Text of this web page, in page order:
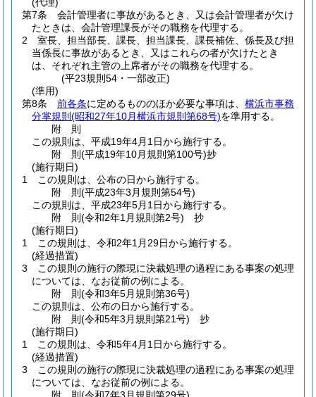
第7条
会計管理者に事故があるとき、又は会計管理者が欠け
たときは、会計管理課長がその職務を代理する。
2
室長、担当部長、課長、担当課長、課長補佐、係長及び担
当係長に事故があるとき、又はこれらの者が欠けたとき
は、それぞれ主管の上席者がその職務を代理する。
(平23規則54・一部改正)
(準用)
第8条
前各条に定めるもののほか必要な事項は、 横浜市事務
分掌規則 (昭和27年10月横浜市規則第68号)を準用する。
附 則
この規則は、平成19年4月1日から施行する。
附 則(平成19年10月規則第100号)抄
(施行期日)
1
この規則は、公布の日から施行する。
附 則(平成23年3月規則第54号)
この規則は、平成23年5月1日から施行する。
附 則(令和2年1月規則第2号) 抄
(施行期日)
1
この規則は、令和2年1月29日から施行する。
(経過措置)
3
この規則の施行の際現に決裁処理の過程にある事案の処理
については、なお従前の例による。
附 則(令和3年5月規則第36号)
この規則は、公布の日から施行する。
附 則(令和5年3月規則第21号) 抄
(施行期日)
1
この規則は、令和5年4月1日から施行する。
(経過措置)
3
この規則の施行の際現に決裁処理の過程にある事案の処理
については、なお従前の例による。
附 則(令和7年3月規則第29号)